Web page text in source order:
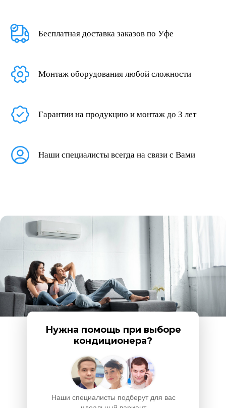
Бесплатная доставка заказов по Уфе
Монтаж оборудования любой сложности
Гарантии на продукцию и монтаж до 3 лет
Наши специалисты всегда на связи с Вами
Наши специалисты подберут для вас
Нужна помощь при выборе
кондиционера?